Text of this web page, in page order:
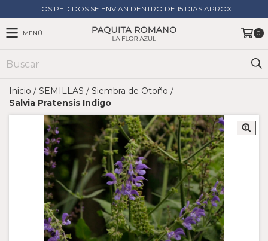
LOS PEDIDOS SE ENVIAN DENTRO DE 15 DIAS APROX
MENÚ 0
Inicio / SEMILLAS / Siembra de Otoño /
Salvia Pratensis Indigo